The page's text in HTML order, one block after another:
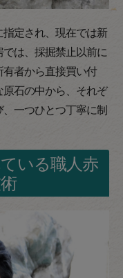
定され、現在では新
は、採掘禁止以前に
者から直接買い付
石の中から、それぞ
一つひとつ丁寧に制
いる職人赤